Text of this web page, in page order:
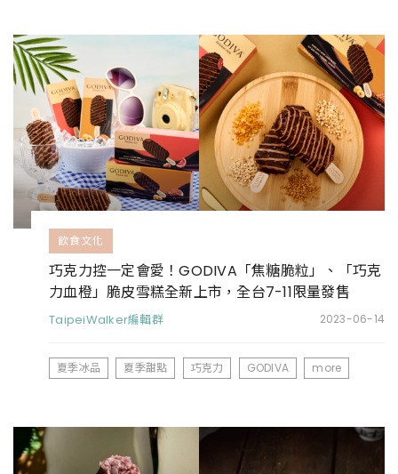
飲食文化
巧克力控一定會愛！GODIVA「焦糖脆粒」、「巧克
力血橙」脆皮雪糕全新上市，全台7-11限量發售
TaipeiWalker編輯群 2023-06-14
夏季冰品 夏季甜點 巧克力 GODIVA more